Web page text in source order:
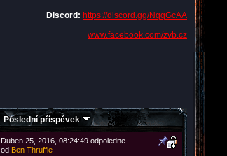
Discord: https://discord.gg/NqqGcAA
www.facebook.com/zvb.cz
Poslední příspěvek
Duben 25, 2016, 08:24:49 odpoledne
od Ben Thruffle